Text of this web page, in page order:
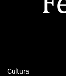
Cultura